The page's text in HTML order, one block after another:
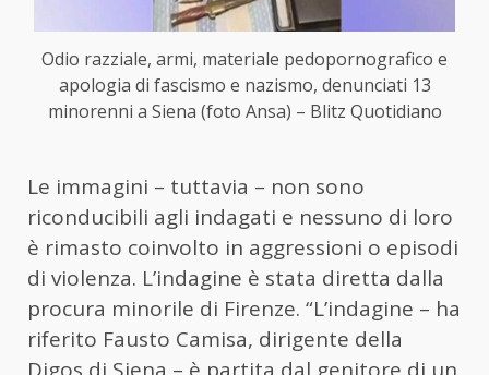
Odio razziale, armi, materiale pedopornografico e
apologia di fascismo e nazismo, denunciati 13
minorenni a Siena (foto Ansa) – Blitz Quotidiano
Le immagini – tuttavia – non sono
riconducibili agli indagati e nessuno di loro
è rimasto coinvolto in aggressioni o episodi
di violenza. L’indagine è stata diretta dalla
procura minorile di Firenze. “L’indagine – ha
riferito Fausto Camisa, dirigente della
Digos di Siena – è partita dal genitore di un